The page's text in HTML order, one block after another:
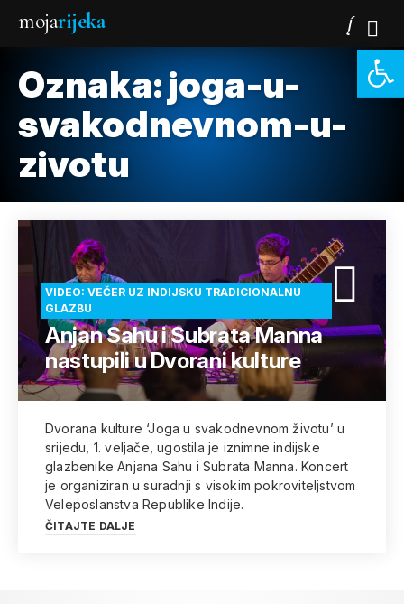
mojarijeka
Oznaka:joga-u-
svakodnevnom-u-
zivotu
VIDEO: VEČER UZ INDIJSKU TRADICIONALNU
GLAZBU
Anjan Sahu i Subrata Manna
nastupili u Dvorani kulture
Dvorana kulture ‘Joga u svakodnevnom životu’ u
srijedu, 1. veljače, ugostila je iznimne indijske
glazbenike Anjana Sahu i Subrata Manna. Koncert
je organiziran u suradnji s visokim pokroviteljstvom
Veleposlanstva Republike Indije.
ČITAJTE DALJE